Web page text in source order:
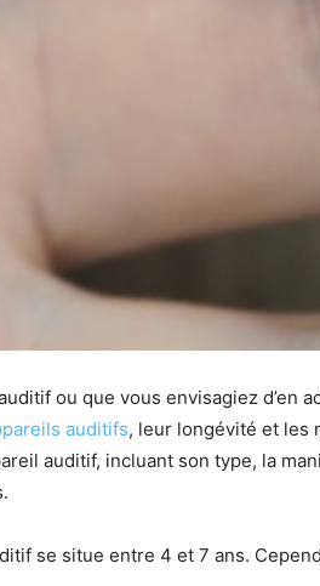
ou que vous envisagiez
auditifs, leur longévité et les
auditif, incluant son type, la
se situe entre 4 et 7 ans.